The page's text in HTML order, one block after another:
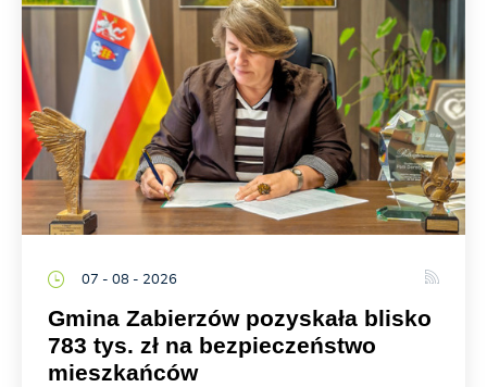
07 - 08 - 2026
Gmina Zabierzów pozyskała blisko
783 tys. zł na bezpieczeństwo
mieszkańców